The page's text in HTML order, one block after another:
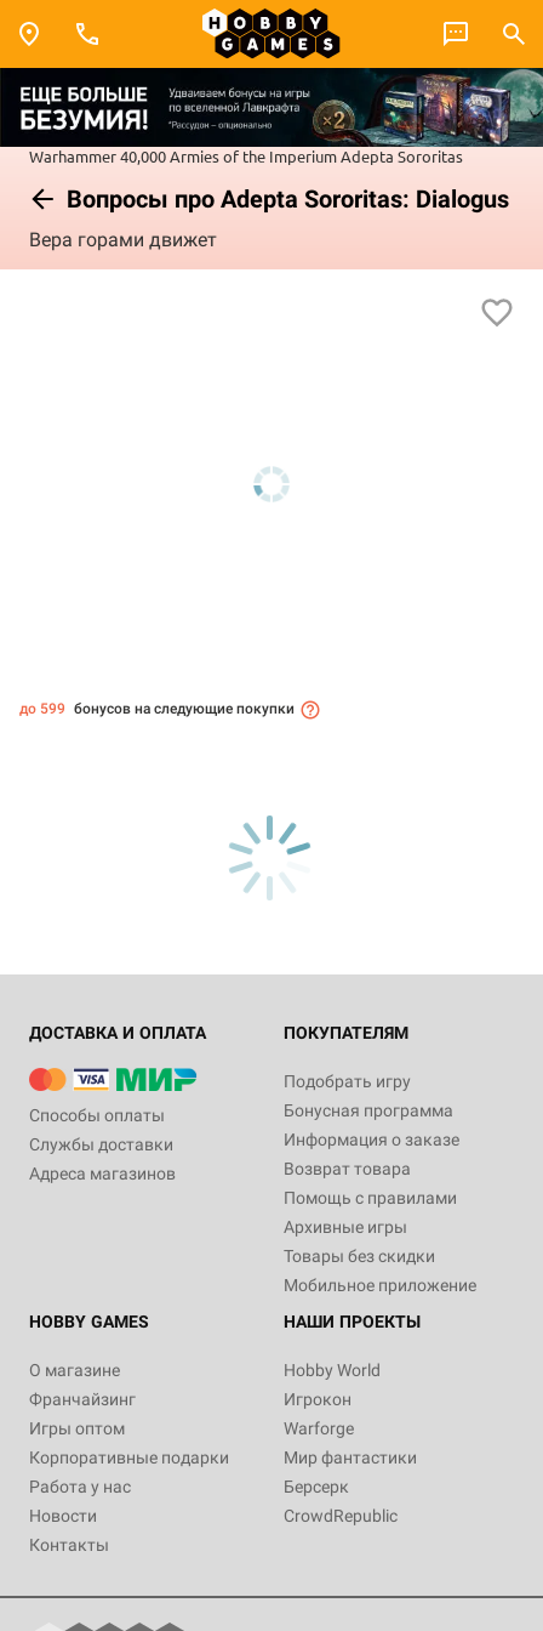
Warhammer 40,000Armies of the ImperiumAdepta Sororitas
Вопросы про Adepta Sororitas: Dialogus
Вера горами движет
до 599 бонусов на следующие покупки
ДОСТАВКА И ОПЛАТА
Способы оплаты
Службы доставки
Адреса магазинов
ПОКУПАТЕЛЯМ
Подобрать игру
Бонусная программа
Информация о заказе
Возврат товара
Помощь с правилами
Архивные игры
Товары без скидки
Мобильное приложение
HOBBY GAMES
О магазине
Франчайзинг
Игры оптом
Корпоративные подарки
Работа у нас
Новости
Контакты
НАШИ ПРОЕКТЫ
Hobby World
Игрокон
Warforge
Мир фантастики
Берсерк
CrowdRepublic